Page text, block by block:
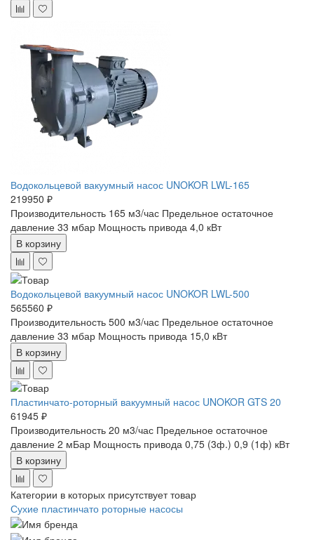
Водокольцевой вакуумный насос UNOKOR LWL-165
219950 ₽
Производительность 165 м3/час Предельное остаточное
давление 33 мбар Мощность привода 4,0 кВт
В корзину
Водокольцевой вакуумный насос UNOKOR LWL-500
565560 ₽
Производительность 500 м3/час Предельное остаточное
давление 33 мбар Мощность привода 15,0 кВт
В корзину
Пластинчато-роторный вакуумный насос UNOKOR GTS 20
61945 ₽
Производительность 20 м3/час Предельное остаточное
давление 2 мБар Мощность привода 0,75 (3ф.) 0,9 (1ф) кВт
В корзину
Категории в которых присутствует товар
Сухие пластинчато роторные насосы